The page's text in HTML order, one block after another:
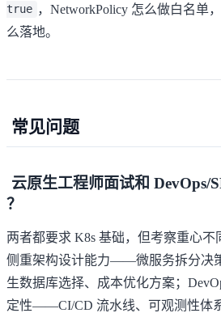
true ，NetworkPolicy 怎么做白名单
么落地。
常见问题
云原生工程师面试和 DevOps/
？
两者都要求 K8s 基础，但考察重心
侧重架构设计能力——微服务拆分决
生数据库选择、成本优化方案；
定性——CI/CD 流水线、可观测性体